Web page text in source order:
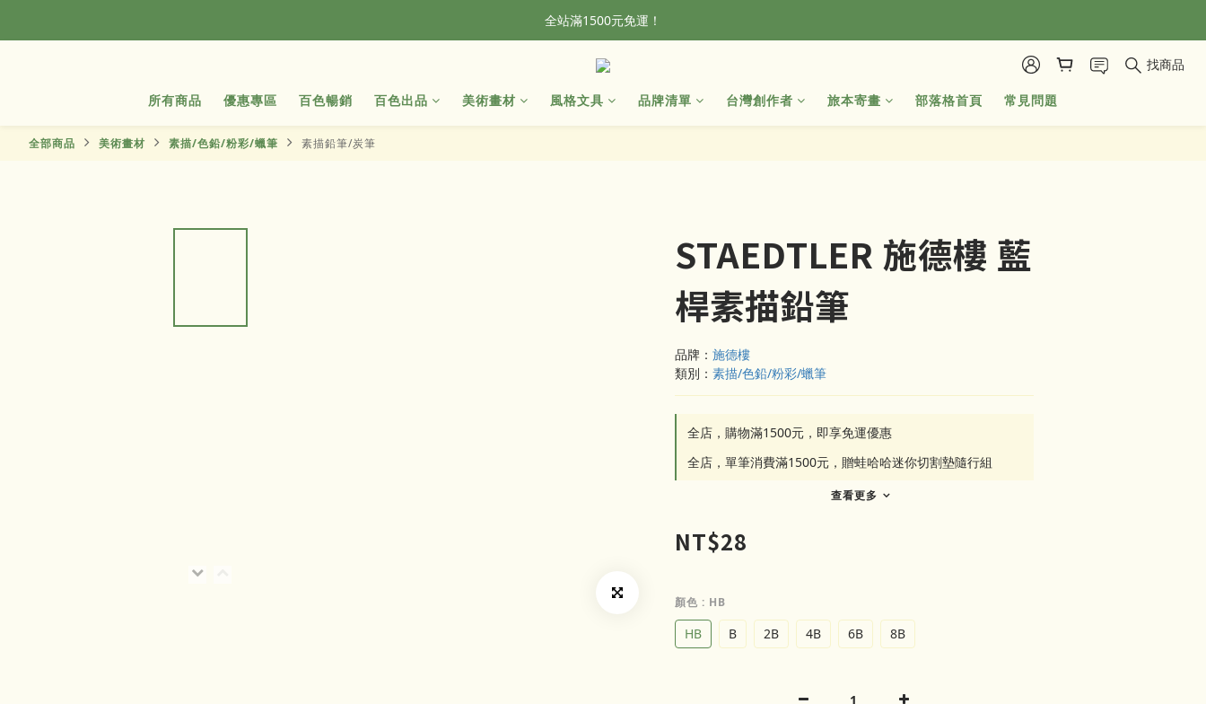
全站滿1500元免運！
全站滿1500元免運！
加入會員，首單輸入折扣碼NEWFROG，滿800現折50
全站滿1500元免運！
找商品
所有商品 優惠專區 百色暢銷 百色出品 美術畫材 風格文具 品牌清單 台灣創作者 旅本寄畫 部落格首頁 常見問題
全部商品 美術畫材 素描/色鉛/粉彩/蠟筆 素描鉛筆/炭筆
STAEDTLER 施德樓 藍
桿素描鉛筆
品牌： 施德樓
類別： 素描/色鉛/粉彩/蠟筆
全店，購物滿1500元，即享免運優惠
全店，單筆消費滿1500元，贈蛙哈哈迷你切割墊隨行組
查看更多
NT$28
顏色 : HB
HB B 2B 4B 6B 8B